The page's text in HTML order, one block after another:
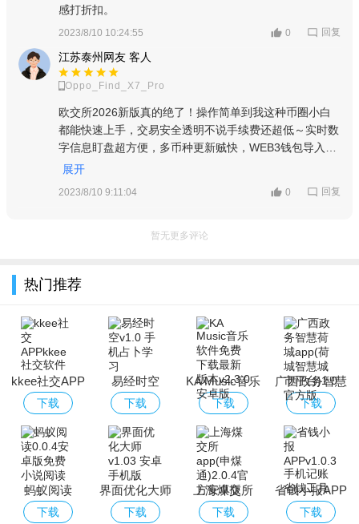
感打折扣。
2023/8/10 10:24:55 0 回复
江苏泰州网友 客人
Oppo_Find_X7_Pro
欧交所2026新版真的绝了！操作简单到我这种币圈小白
都能快速上手，交易安全透明不说手续费还超低～实时数
字信息盯盘超方便，多币种更新贼快，WEB3钱包导入几
步就搞定，还有NFT市场和聚合交易功能，资产流转灵活
展开
2023/8/10 9:11:04 0 回复
暂无更多评论
热门推荐
kkee社交APP
下载
易经时空
下载
KA Music音乐
软件免费下载
最新版本
下载
广西政务智慧
荷城app(荷城
智慧城市平
下载
蚂蚁阅读
下载
界面优化大师
下载
上海煤交所
app(申煤通)
下载
省钱小报APP
下载